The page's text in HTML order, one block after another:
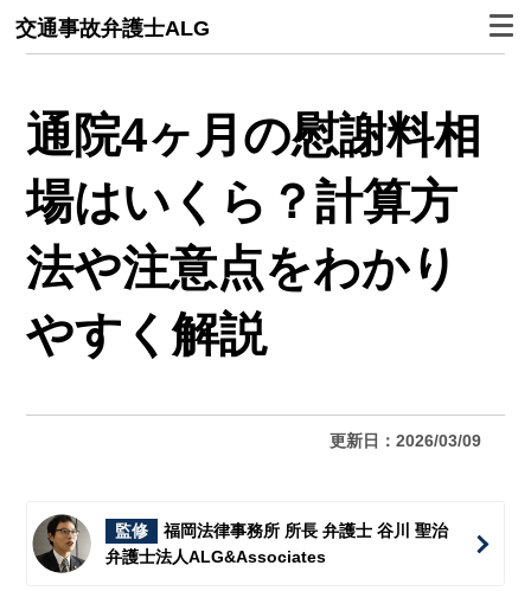
交通事故弁護士ALG
通院4ヶ月の慰謝料相
場はいくら？計算方
法や注意点をわかり
やすく解説
更新日：2026/03/09
監修
福岡法律事務所 所長 弁護士 谷川 聖治
弁護士法人ALG&Associates